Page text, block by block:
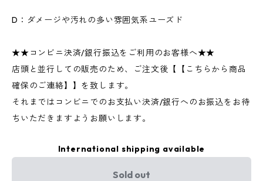
D：ダメージや汚れの多い雰囲気系ユーズド
★★コンビニ決済/銀行振込をご利用のお客様へ★★
店頭と並行しての販売のため、ご注文後【【こちらから商品
確保のご連絡】】を致します。
それまではコンビニでのお支払い決済/銀行へのお振込をお待
ちいただきますようお願いします。
International shipping available
Sold out